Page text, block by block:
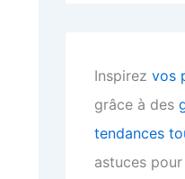
Inspirez vos
grâce à des
tendances
astuces